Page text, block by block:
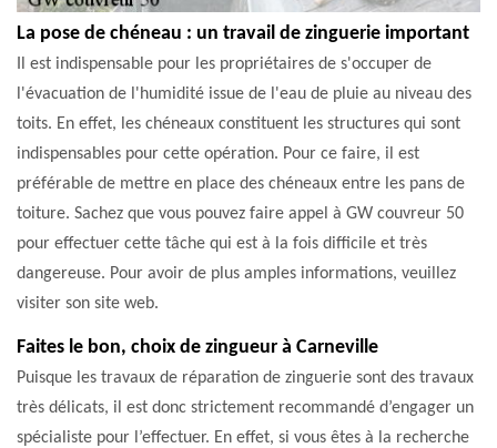
La pose de chéneau : un travail de zinguerie important
Il est indispensable pour les propriétaires de s'occuper de
l'évacuation de l'humidité issue de l'eau de pluie au niveau des
toits. En effet, les chéneaux constituent les structures qui sont
indispensables pour cette opération. Pour ce faire, il est
préférable de mettre en place des chéneaux entre les pans de
toiture. Sachez que vous pouvez faire appel à GW couvreur 50
pour effectuer cette tâche qui est à la fois difficile et très
dangereuse. Pour avoir de plus amples informations, veuillez
visiter son site web.
Faites le bon, choix de zingueur à Carneville
Puisque les travaux de réparation de zinguerie sont des travaux
très délicats, il est donc strictement recommandé d’engager un
spécialiste pour l’effectuer. En effet, si vous êtes à la recherche